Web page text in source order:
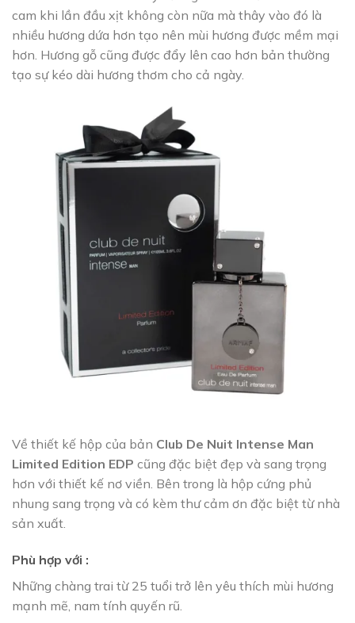
cam khi lần đầu xịt không còn nữa mà thây vào đó là
nhiều hương dứa hơn tạo nên mùi hương được mềm mại
hơn. Hương gỗ cũng được đẩy lên cao hơn bản thường
tạo sự kéo dài hương thơm cho cả ngày.
Về thiết kế hộp của bản Club De Nuit Intense Man
Limited Edition EDP cũng đặc biệt đẹp và sang trọng
hơn với thiết kế nơ viền. Bên trong là hộp cứng phủ
nhung sang trọng và có kèm thư cảm ơn đặc biệt từ nhà
sản xuất.
Phù hợp với :
Những chàng trai từ 25 tuổi trở lên yêu thích mùi hương
mạnh mẽ, nam tính quyến rũ.